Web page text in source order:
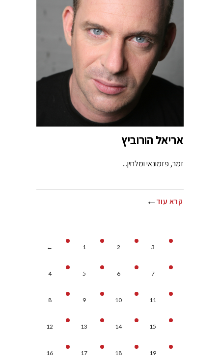
אריאל הורוביץ
זמר, פזמונאי ומלחין...
קרא עוד
← 1 2 3
4 5 6 7
8 9 10 11
12 13 14 15
16 17 18 19